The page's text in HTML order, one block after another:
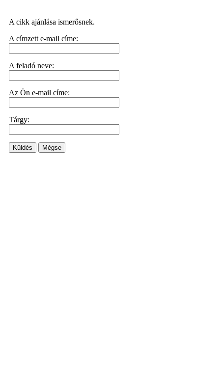
A cikk ajánlása ismerősnek.
A címzett e-mail címe:
A feladó neve:
Az Ön e-mail címe:
Tárgy:
Küldés Mégse